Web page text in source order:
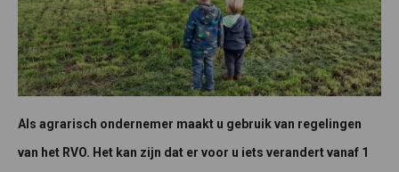
Als agrarisch ondernemer maakt u gebruik van regelingen
van het RVO. Het kan zijn dat er voor u iets verandert vanaf 1